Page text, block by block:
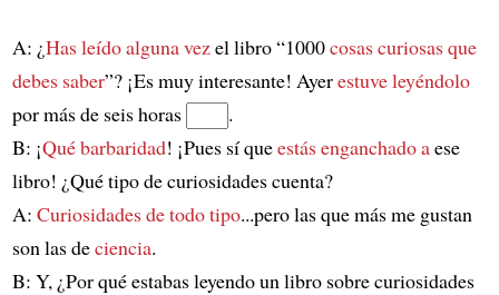
A: ¿Has leído alguna vezel libro “1000cosas curiosas que
debes saber”? ¡Es muy interesante! Ayerestuve leyéndolo
por más de seis horas
.
B: ¡Qué barbaridad! ¡Pues sí queestás enganchado aese
libro! ¿Qué tipo de curiosidades cuenta?
A: Curiosidades de todo tipo...pero las que más me gustan
son las deciencia.
B: Y, ¿Por qué estabas leyendo un libro sobre curiosidades